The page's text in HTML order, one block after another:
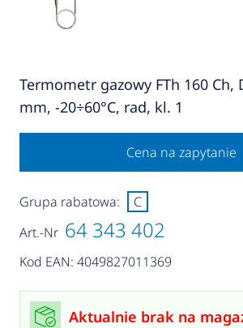
Termometr gazowy FTh 160 Ch,
mm, -20÷60°C, rad, kl. 1
Cena na zapytanie
Art.-Nr 64 343 402
Kod EAN: 4049827011369
Grupa rabatowa: C
Aktualnie brak na